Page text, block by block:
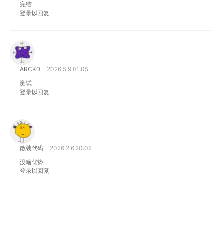
完结
登录以回复
ARCKO
2026.5.9 01:05
测试
登录以回复
散装代码
2026.2.6 20:02
没啥优势
登录以回复